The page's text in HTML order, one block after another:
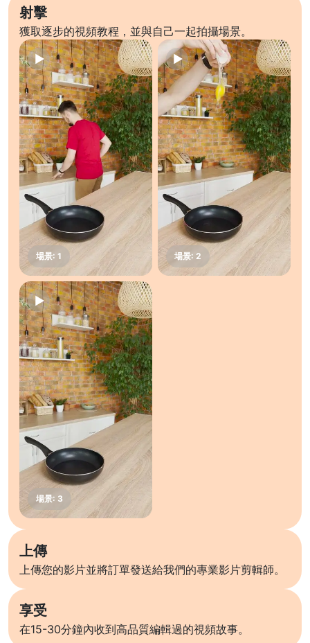
射擊
獲取逐步的視頻教程，並與自己一起拍攝場景。
上傳
上傳您的影片並將訂單發送給我們的專業影片剪輯師。
享受
在15-30分鐘內收到高品質編輯過的視頻故事。